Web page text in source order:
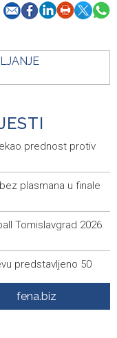
prednost protiv
plasmana u finale
Tomislavgrad 2026.
predstavljeno 50
7 August 2026
i posjetitelje kod
fena.biz